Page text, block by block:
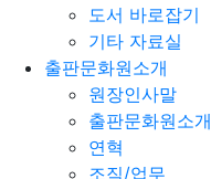
도서 바로잡기
기타 자료실
출판문화원소개
원장인사말
출판문화원소개
연혁
조직/업무